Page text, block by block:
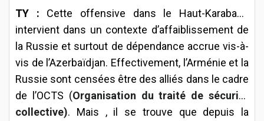
TY : Cette offensive dans le Haut-Karabagh
intervient dans un contexte d’affaiblissement de
la Russie et surtout de dépendance accrue vis-à-
vis de l’Azerbaïdjan. Effectivement, l’Arménie et la
Russie sont censées être des alliés dans le cadre
de l’OCTS (Organisation du traité de sécurité
collective). Mais , il se trouve que depuis la